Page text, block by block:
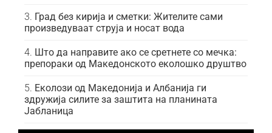
Град без кирија и сметки: Жителите сами
произведуваат струја и носат вода
Што да направите ако се сретнете со мечка:
препораки од Македонското еколошко друштво
Еколози од Македонија и Албанија ги
здружија силите за заштита на планината
Јабланица